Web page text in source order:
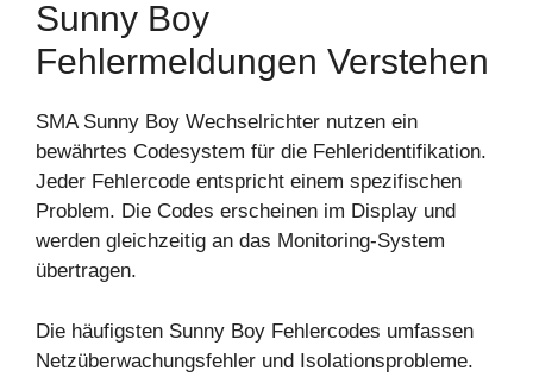
Sunny Boy
Fehlermeldungen Verstehen
SMA Sunny Boy Wechselrichter nutzen ein
bewährtes Codesystem für die Fehleridentifikation.
Jeder Fehlercode entspricht einem spezifischen
Problem. Die Codes erscheinen im Display und
werden gleichzeitig an das Monitoring-System
übertragen.
Die häufigsten Sunny Boy Fehlercodes umfassen
Netzüberwachungsfehler und Isolationsprobleme.